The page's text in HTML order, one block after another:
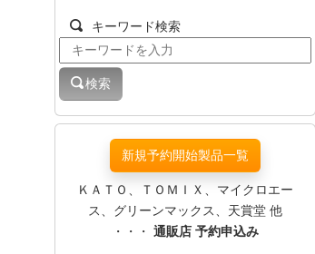
キーワード検索
検索
新規予約開始製品一覧
ＫＡＴＯ、ＴＯＭＩＸ、マイクロエー
ス、グリーンマックス、天賞堂 他
・・・ 通販店 予約申込み